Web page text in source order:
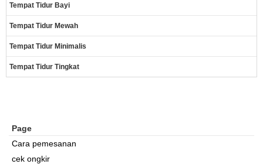
Tempat Tidur Bayi
Tempat Tidur Mewah
Tempat Tidur Minimalis
Tempat Tidur Tingkat
Page
Cara pemesanan
cek ongkir